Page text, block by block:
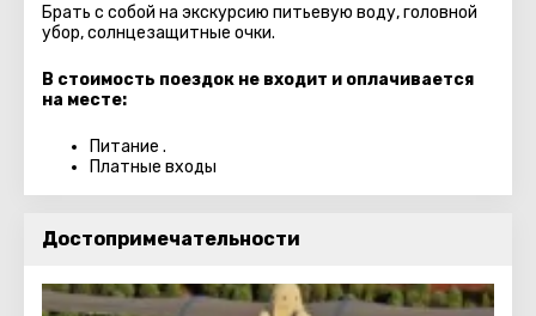
Брать с собой на экскурсию питьевую воду, головной
убор, солнцезащитные очки.
В стоимость поездок не входит и оплачивается
на месте:
Питание .
Платные входы
Достопримечательности